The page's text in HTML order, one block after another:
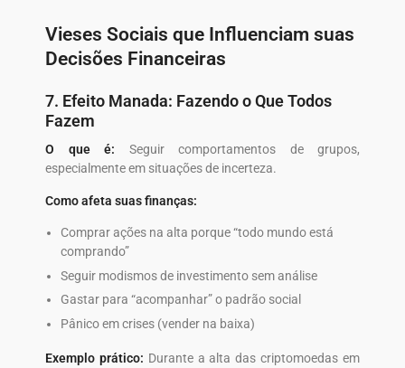
Vieses Sociais que Influenciam suas
Decisões Financeiras
7. Efeito Manada: Fazendo o Que Todos
Fazem
O que é: Seguir comportamentos de grupos,
especialmente em situações de incerteza.
Como afeta suas finanças:
Comprar ações na alta porque “todo mundo está
comprando”
Seguir modismos de investimento sem análise
Gastar para “acompanhar” o padrão social
Pânico em crises (vender na baixa)
Exemplo prático: Durante a alta das criptomoedas em